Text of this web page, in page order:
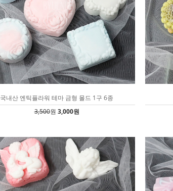
국내산 엔틱플라워 테마 금형 몰드 1구 6종
3,500원 3,000원